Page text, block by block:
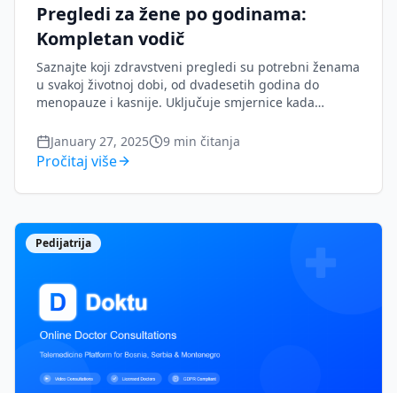
Pregledi za žene po godinama:
Kompletan vodič
Saznajte koji zdravstveni pregledi su potrebni ženama
u svakoj životnoj dobi, od dvadesetih godina do
menopauze i kasnije. Uključuje smjernice kada
January 27, 2025
9 min čitanja
Pročitaj više
Pedijatrija